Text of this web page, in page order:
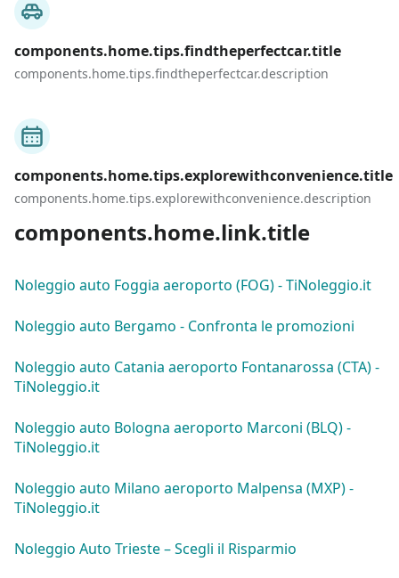
components.home.tips.findtheperfectcar.title
components.home.tips.findtheperfectcar.description
components.home.tips.explorewithconvenience.title
components.home.tips.explorewithconvenience.description
components.home.link.title
Noleggio auto Foggia aeroporto (FOG) - TiNoleggio.it
Noleggio auto Bergamo - Confronta le promozioni
Noleggio auto Catania aeroporto Fontanarossa (CTA) -
TiNoleggio.it
Noleggio auto Bologna aeroporto Marconi (BLQ) -
TiNoleggio.it
Noleggio auto Milano aeroporto Malpensa (MXP) -
TiNoleggio.it
Noleggio Auto Trieste – Scegli il Risparmio